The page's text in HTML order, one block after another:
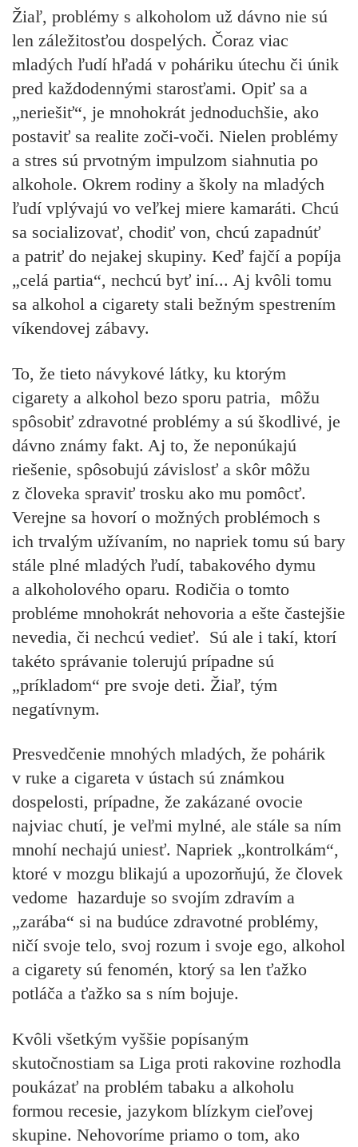
Žiaľ, problémy s alkoholom už dávno nie sú
len záležitosťou dospelých. Čoraz viac
mladých ľudí hľadá v poháriku útechu či únik
pred každodennými starosťami. Opiť sa a
„neriešiť“, je mnohokrát jednoduchšie, ako
postaviť sa realite zoči-voči. Nielen problémy
a stres sú prvotným impulzom siahnutia po
alkohole. Okrem rodiny a školy na mladých
ľudí vplývajú vo veľkej miere kamaráti. Chcú
sa socializovať, chodiť von, chcú zapadnúť
a patriť do nejakej skupiny. Keď fajčí a popíja
„celá partia“, nechcú byť iní... Aj kvôli tomu
sa alkohol a cigarety stali bežným spestrením
víkendovej zábavy.
To, že tieto návykové látky, ku ktorým
cigarety a alkohol bezo sporu patria, môžu
spôsobiť zdravotné problémy a sú škodlivé, je
dávno známy fakt. Aj to, že neponúkajú
riešenie, spôsobujú závislosť a skôr môžu
z človeka spraviť trosku ako mu pomôcť.
Verejne sa hovorí o možných problémoch s
ich trvalým užívaním, no napriek tomu sú bary
stále plné mladých ľudí, tabakového dymu
a alkoholového oparu. Rodičia o tomto
probléme mnohokrát nehovoria a ešte častejšie
nevedia, či nechcú vedieť. Sú ale i takí, ktorí
takéto správanie tolerujú prípadne sú
„príkladom“ pre svoje deti. Žiaľ, tým
negatívnym.
Presvedčenie mnohých mladých, že pohárik
v ruke a cigareta v ústach sú známkou
dospelosti, prípadne, že zakázané ovocie
najviac chutí, je veľmi mylné, ale stále sa ním
mnohí nechajú uniesť. Napriek „kontrolkám“,
ktoré v mozgu blikajú a upozorňujú, že človek
vedome hazarduje so svojím zdravím a
„zarába“ si na budúce zdravotné problémy,
ničí svoje telo, svoj rozum i svoje ego, alkohol
a cigarety sú fenomén, ktorý sa len ťažko
potláča a ťažko sa s ním bojuje.
Kvôli všetkým vyššie popísaným
skutočnostiam sa Liga proti rakovine rozhodla
poukázať na problém tabaku a alkoholu
formou recesie, jazykom blízkym cieľovej
skupine. Nehovoríme priamo o tom, ako